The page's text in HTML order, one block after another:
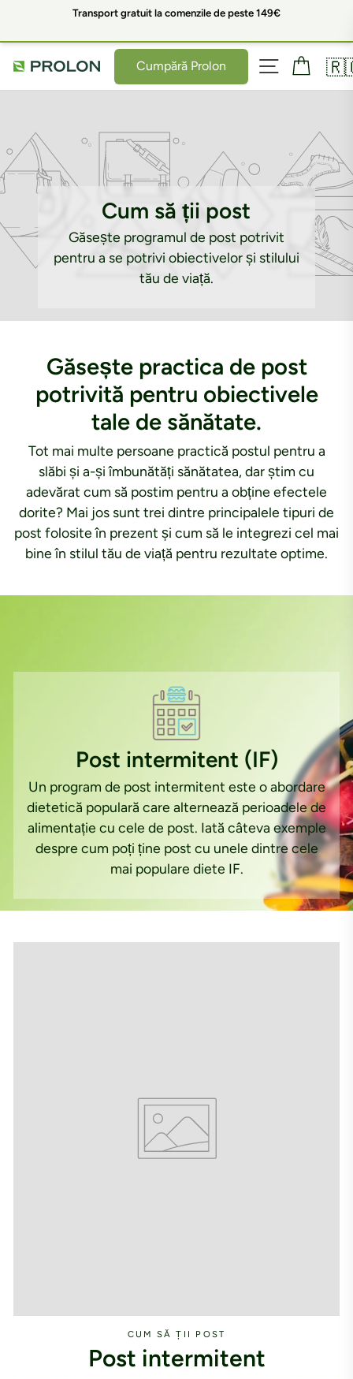
conținut
Transport gratuit la comenzile de peste 149€
Cumpără Prolon Navigare pe
Coș
Cum să ții post
Găsește programul de post potrivit
pentru a se potrivi obiectivelor și stilului
tău de viață.
Găsește practica de post
potrivită pentru obiectivele
tale de sănătate.
Tot mai multe persoane practică postul pentru a
slăbi și a-și îmbunătăți sănătatea, dar știm cu
adevărat cum să postim pentru a obține efectele
dorite? Mai jos sunt trei dintre principalele tipuri de
post folosite în prezent și cum să le integrezi cel mai
bine în stilul tău de viață pentru rezultate optime.
Post intermitent (IF)
Un program de post intermitent este o abordare
dietetică populară care alternează perioadele de
alimentație cu cele de post. Iată câteva exemple
despre cum poți ține post cu unele dintre cele
mai populare diete IF.
CUM SĂ ȚII POST
Post intermitent